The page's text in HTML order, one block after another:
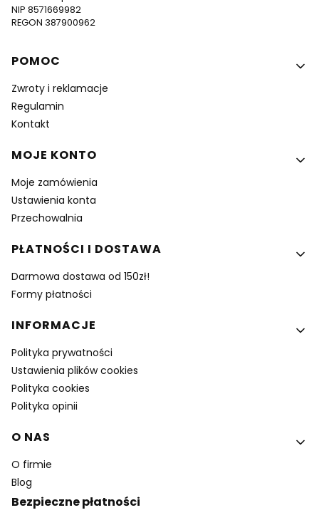
NIP 8571669982
REGON 387900962
Linki w stopce
POMOC
Zwroty i reklamacje
Regulamin
Kontakt
MOJE KONTO
Moje zamówienia
Ustawienia konta
Przechowalnia
PŁATNOŚCI I DOSTAWA
Darmowa dostawa od 150zł!
Formy płatności
INFORMACJE
Polityka prywatności
Ustawienia plików cookies
Polityka cookies
Polityka opinii
O NAS
O firmie
Blog
Bezpieczne płatności